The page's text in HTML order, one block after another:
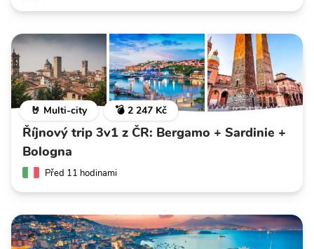
🤘 Multi-city 💣 2 247 Kč
Říjnový trip 3v1 z ČR: Bergamo + Sardinie +
Bologna
Před 11 hodinami